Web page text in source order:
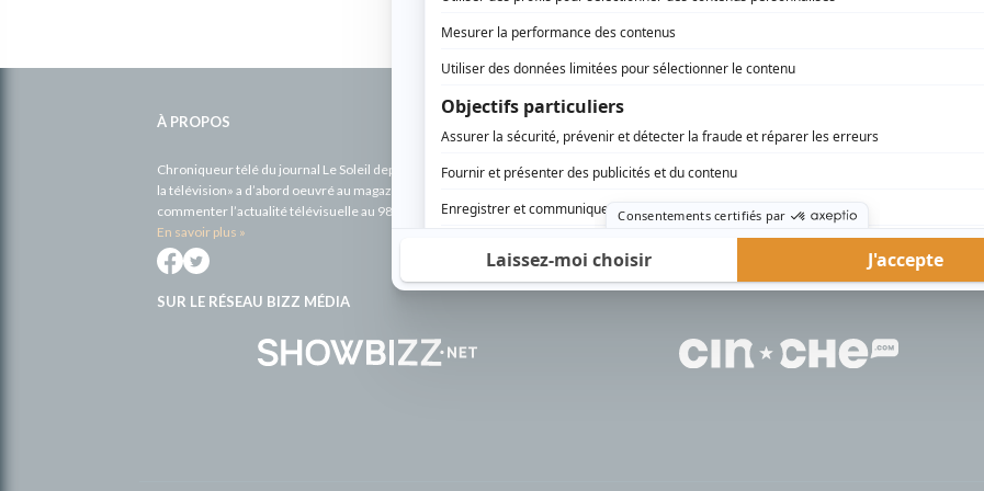
À PROPOS
Chroniqueur télé du journal Le Soleil depuis 2001, Richard Therrien carbure à son petit écran. Celui qu’on surnomme parfois «l’encyclopédie de
la télévision» a d’abord oeuvré au magazine TV Hebdo de 1996 à 2001. Sa spécialité: la télé québécoise. On peut l’entendre régulièrement
commenter l’actualité télévisuelle au 98,5.
En savoir plus »
SUR LE RÉSEAU BIZZ MÉDIA